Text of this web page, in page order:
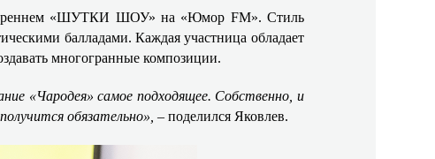
утреннем «ШУТКИ ШОУ» на «Юмор FM». Стиль
балладами. Каждая участница обладает
многогранные композиции.
«Чародея» самое подходящее. Собственно, и
обязательно»,– поделился Яковлев.